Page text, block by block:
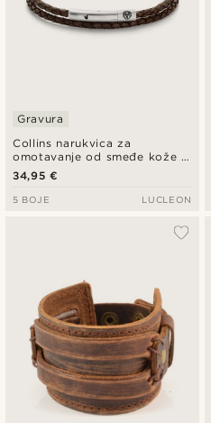
Collins narukvica za
omotavanje od smeđe kože 3
mm
Gravura
34,95 €
5 BOJE LUCLEON